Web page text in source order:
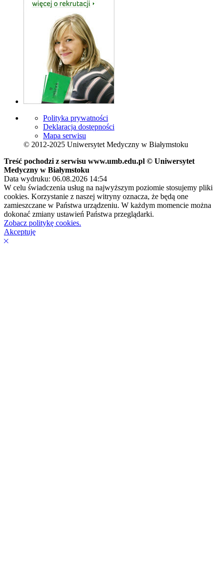
Polityka prywatności
Deklaracja dostępności
Mapa serwisu
© 2012-2025 Uniwersytet Medyczny w Białymstoku
Treść pochodzi z serwisu www.umb.edu.pl © Uniwersytet
Medyczny w Białymstoku
Data wydruku: 06.08.2026 14:54
W celu świadczenia usług na najwyższym poziomie stosujemy pliki
cookies. Korzystanie z naszej witryny oznacza, że będą one
zamieszczane w Państwa urządzeniu. W każdym momencie można
dokonać zmiany ustawień Państwa przeglądarki.
Zobacz politykę cookies.
Akceptuję